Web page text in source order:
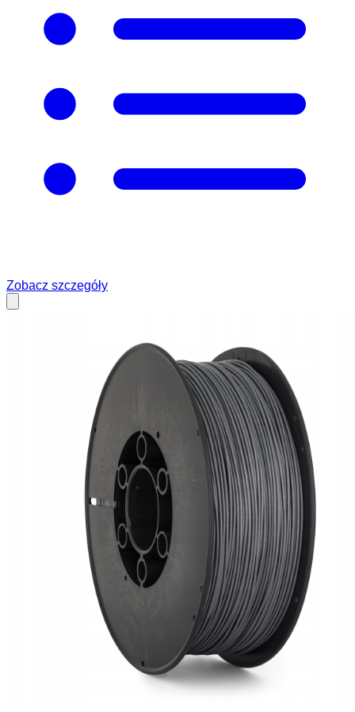
Zobacz szczegóły